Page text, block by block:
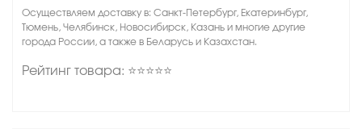
Осуществляем доставку в: Санкт-Петербург, Екатеринбург,
Тюмень, Челябинск, Новосибирск, Казань и многие другие
города России, а также в Беларусь и Казахстан.
Рейтинг товара: ⭐⭐⭐⭐⭐